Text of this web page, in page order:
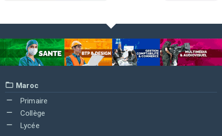
Maroc
Primaire
Collège
Lycée